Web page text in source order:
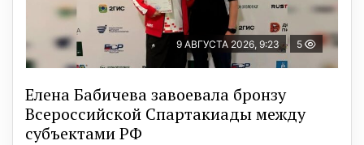
9 АВГУСТА 2026, 9:23 5
Елена Бабичева завоевала бронзу
Всероссийской Спартакиады между
субъектами РФ